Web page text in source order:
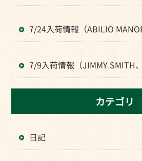
ク全般のLPが入荷）
7/24入荷情報（ABILIO
のLPが入荷）
7/9入荷情報（JIMMY SMITH
JAZZの人気LPが入荷）
カテゴリ
日記